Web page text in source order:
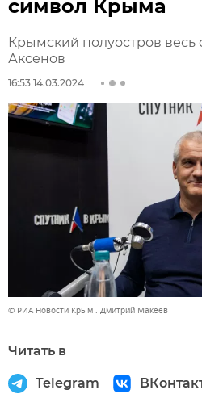
символ Крыма
Крымский полуостров весь
Аксенов
16:53 14.03.2024
© РИА Новости Крым . Дмитрий Макеев
Читать в
Telegram